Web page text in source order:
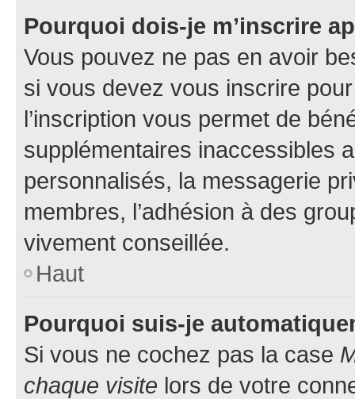
Pourquoi dois-je m’inscrire
Vous pouvez ne pas en avoir
si vous devez vous inscrire
l’inscription vous permet de
supplémentaires inaccessibles
personnalisés, la messagerie
membres, l’adhésion à des
vivement conseillée.
Haut
Pourquoi suis-je
Si vous ne cochez pas la case
chaque visite lors de votre